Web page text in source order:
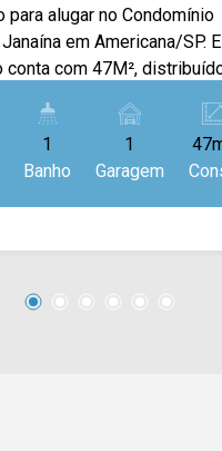
para alugar no Condomínio
em Americana/SP. Este
conta com 47M²,
e de jantar integradas,
a área de serviço e
> 02 quartos com piso
banheiro social; > 01 vaga
Rua Solimões e Av.
Panobianco, pizzaria
1
Banho
1
Garagem